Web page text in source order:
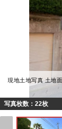
現地土地写真 土地
写真枚数：22枚